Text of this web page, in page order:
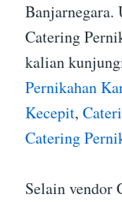
Banjarnegara.
Catering
kalian
Pernikahan
Kecepit,
Catering
Selain vendor